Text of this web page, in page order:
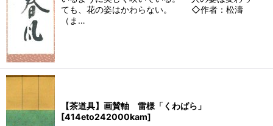
ても、花の姿はかわらない。 ◇作者：松濤
（ま…
【茶道具】画賛軸 雷様「くわばら」
[414eto242000kam]